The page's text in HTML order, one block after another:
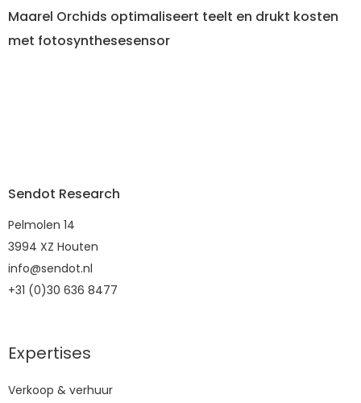
Maarel Orchids optimaliseert teelt en drukt kosten
met fotosynthesesensor
Sendot Research
Pelmolen 14
3994 XZ Houten
info@sendot.nl
+31 (0)30 636 8477
Expertises
Verkoop & verhuur